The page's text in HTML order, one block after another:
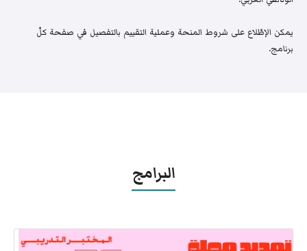
يمكن الإطّلاع على شروط المنحة وعملية التقييم بالتفصيل في صفحة كلّ
برنامج.
البرامج